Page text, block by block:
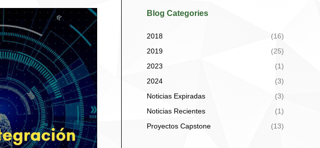
Blog Categories
2018
(16)
2019
(25)
2023
(1)
2024
(3)
Noticias Expiradas
(3)
Noticias Recientes
(1)
Proyectos Capstone
(13)